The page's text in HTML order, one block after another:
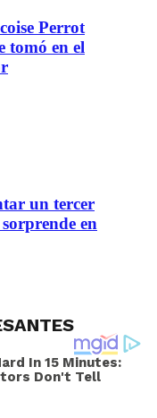
Perrot
tomó en el
un tercer
en
In 15 Minutes:
Don't Tell